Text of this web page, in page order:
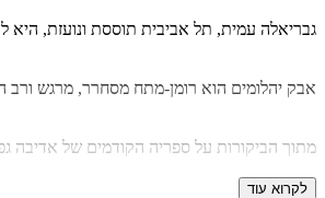
גבריאלה עמית, תל אביבית תוססת ונועזת,
אבק יהלומים הוא רומן-מתח מסחרר, מרגש
מתוך הביקורות על ספריה הקודמים של אדיבה
"אין ספק שאדיבה גפן היא סופרת ספרי המתח
לקרוא עוד